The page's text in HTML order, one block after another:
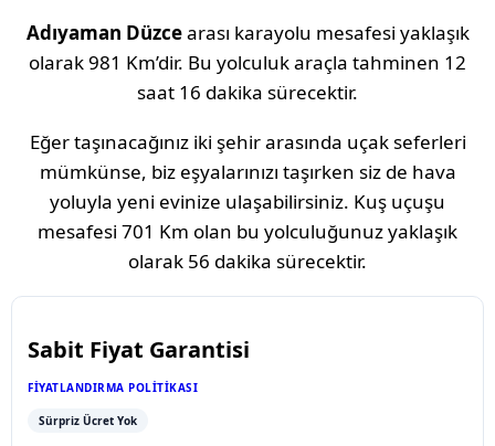
Adıyaman Düzcearası karayolu mesafesi yaklaşık
olarak981 Km’dir. Bu yolculuk araçla tahminen 12
saat 16 dakika sürecektir.
Eğer taşınacağınız iki şehir arasında uçak seferleri
mümkünse, biz eşyalarınızı taşırken siz de hava
yoluyla yeni evinize ulaşabilirsiniz. Kuş uçuşu
mesafesi 701 Km olan bu yolculuğunuz yaklaşık
olarak 56 dakika sürecektir.
Sabit Fiyat Garantisi
FIYATLANDIRMA POLITIKASI
Sürpriz Ücret Yok